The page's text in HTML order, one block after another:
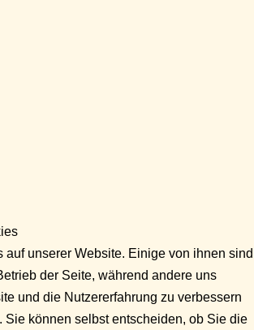
auf unserer Website. Einige von ihnen sind
der Seite, während andere uns
und die Nutzererfahrung zu verbessern
Sie können selbst entscheiden, ob Sie die